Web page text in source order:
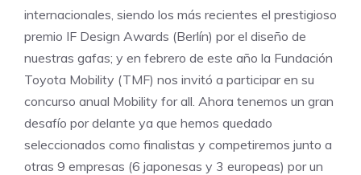
internacionales, siendo los más recientes el prestigioso
premio IF Design Awards (Berlín) por el diseño de
nuestras gafas; y en febrero de este año la Fundación
Toyota Mobility (TMF) nos invitó a participar en su
concurso anual Mobility for all. Ahora tenemos un gran
desafío por delante ya que hemos quedado
seleccionados como finalistas y competiremos junto a
otras 9 empresas (6 japonesas y 3 europeas) por un